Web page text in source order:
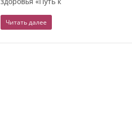
Читать далее